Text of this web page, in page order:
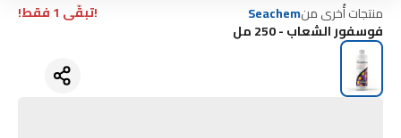
منتجات أُخرى منSeachem
!تبقّى 1 فقط!
فوسفور الشعاب - 250 مل